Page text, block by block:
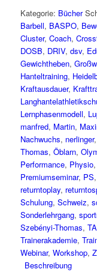
Kategorie: Bücher
Barbell, BASPO,
Cluster, Coach,
DOSB, DRIV, dsv,
Gewichtheben,
Hanteltraining,
Kraftausdauer,
Lernphasenmodell,
manfred, Martin,
Nachwuchs, nerlinger,
Thomas, Öblarn,
Performance, Physio,
Premiumseminar, PS,
returntoplay,
Schulung, Schweiz,
Sonderlehrgang,
Szebényi-Thomas,
Trainerakademie,
Webinar, Workshop,
Beschreibung